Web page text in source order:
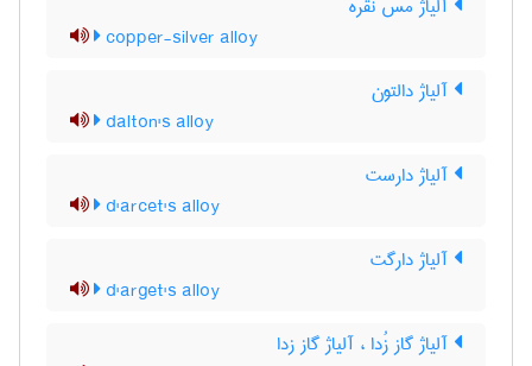
آلیاژ مس نقره
copper-silver alloy
آلیاژ دالتون
dalton's alloy
آلیاژ دارست
d'arcet's alloy
آلیاژ دارگت
d'arget's alloy
آلیاژ گاز زُدا ، آلیاژ گاز زدا